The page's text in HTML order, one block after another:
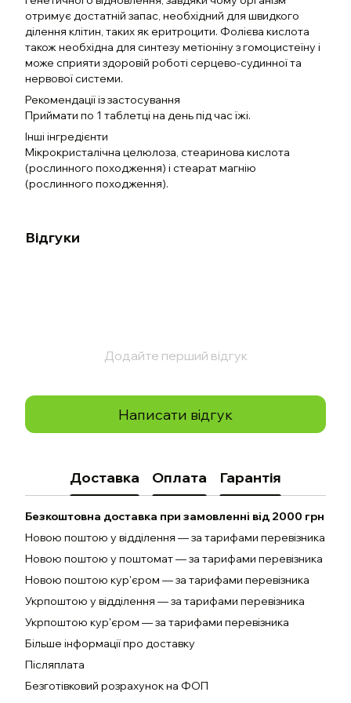
отримує достатній запас, необхідний для швидкого
ділення клітин, таких як еритроцити. Фолієва кислота
також необхідна для синтезу метіоніну з гомоцистеїну і
може сприяти здоровій роботі серцево-судинної та
нервової системи.
Рекомендації із застосування
Приймати по 1 таблетці на день під час їжі.
Інші інгредієнти
Мікрокристалічна целюлоза, стеаринова кислота
(рослинного походження) і стеарат магнію
(рослинного походження).
Відгуки
Додайте перший відгук
Написати відгук
Доставка Оплата Гарантія
Безкоштовна доставка при замовленні від 2000 грн
Новою поштою у відділення — за тарифами перевізника
Новою поштою у поштомат — за тарифами перевізника
Новою поштою кур'єром — за тарифами перевізника
Укрпоштою у відділення — за тарифами перевізника
Укрпоштою кур'єром — за тарифами перевізника
Більше інформації про доставку
Післяплата
Безготівковий розрахунок на ФОП